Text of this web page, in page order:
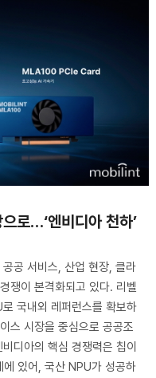
로…‘엔비디아 천하’
공 서비스, 산업 현장, 클라
쟁이 본격화되고 있다. 리벨
국내외 레퍼런스를 확보하
스 시장을 중심으로 공공조
디아의 핵심 경쟁력은 칩이
에 있어, 국산 NPU가 성공하